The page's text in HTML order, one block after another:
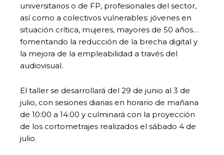
universitarios o de FP, profesionales del sector,
así como a colectivos vulnerables: jóvenes en
situación crítica, mujeres, mayores de 50 años…
fomentando la reducción de la brecha digital y
la mejora de la empleabilidad a través del
audiovisual.
El taller se desarrollará del 29 de junio al 3 de
julio, con sesiones diarias en horario de mañana
de 10:00 a 14:00 y culminará con la proyección
de los cortometrajes realizados el sábado 4 de
julio.